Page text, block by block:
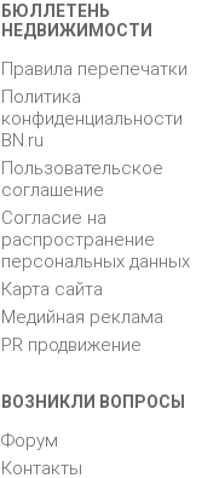
БЮЛЛЕТЕНЬ
НЕДВИЖИМОСТИ
Правила перепечатки
Политика
конфиденциальности
BN.ru
Пользовательское
соглашение
Согласие на
распространение
персональных данных
Карта сайта
Медийная реклама
PR продвижение
ВОЗНИКЛИ ВОПРОСЫ
Форум
Контакты